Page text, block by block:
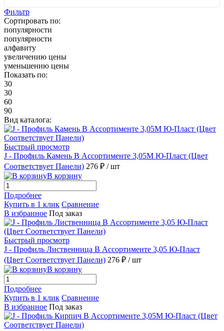
Фильтр
Сортировать по:
популярности
популярности
алфавиту
увеличению цены
уменьшению цены
Показать по:
30
30
60
90
Вид каталога:
Быстрый просмотр
J - Профиль Камень В Ассортименте 3,05М Ю-Пласт (Цвет
Соответствует Панели) 276 ₽ / шт
В корзину
Подробнее
Купить в 1 клик Сравнение
В избранное Под заказ
Быстрый просмотр
J - Профиль Лиственница В Ассортименте 3,05 Ю-Пласт
(Цвет Соответствует Панели) 276 ₽ / шт
В корзину
Подробнее
Купить в 1 клик Сравнение
В избранное Под заказ